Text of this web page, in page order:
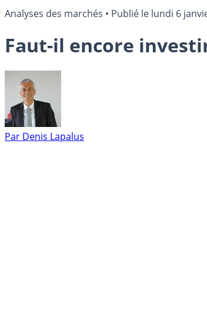
Analyses des marchés • Publié le lundi 6
Faut-il encore
Par Denis Lapalus